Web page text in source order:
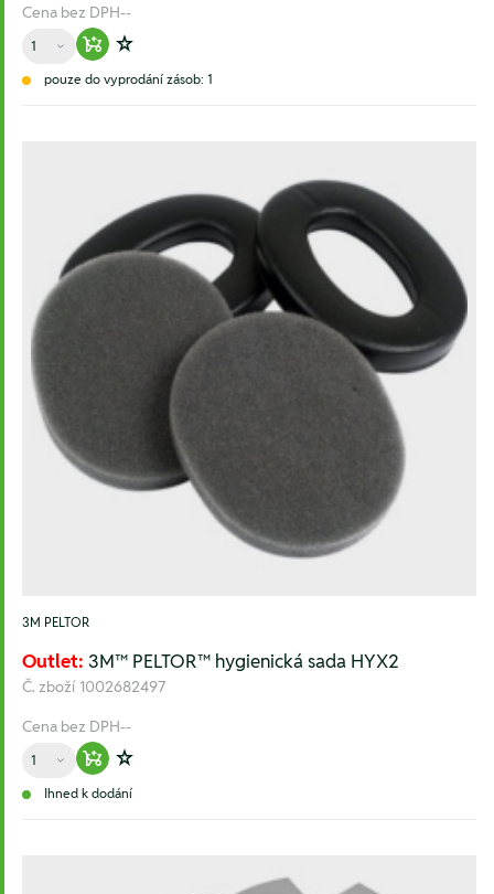
Cena bez DPH--
Množství
Warenkorb hinzufügen
Zur Wunschliste hinzufügen
pouze do vyprodání zásob: 1
3M PELTOR
Outlet: 3M™ PELTOR™ hygienická sada HYX2
Č. zboží 1002682497
Cena bez DPH--
Množství
Warenkorb hinzufügen
Zur Wunschliste hinzufügen
Ihned k dodání